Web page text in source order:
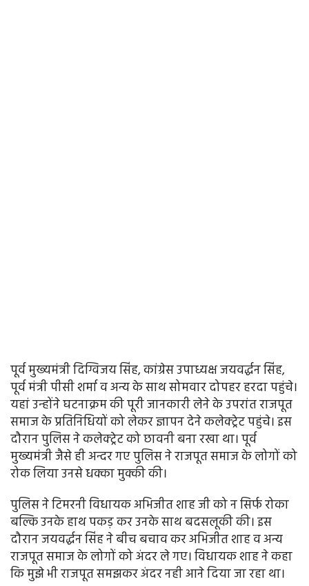
पूर्व मुख्यमंत्री दिग्विजय सिंह, कांग्रेस उपाध्यक्ष जयवर्द्धन सिंह,
पूर्व मंत्री पीसी शर्मा व अन्य के साथ सोमवार दोपहर हरदा पहुंचे।
यहां उन्होंने घटनाक्रम की पूरी जानकारी लेने के उपरांत राजपूत
समाज के प्रतिनिधियों को लेकर ज्ञापन देने कलेक्ट्रेट पहुंचे। इस
दौरान पुलिस ने कलेक्ट्रेट को छावनी बना रखा था। पूर्व
मुख्यमंत्री जैसे ही अन्दर गए पुलिस ने राजपूत समाज के लोगों को
रोक लिया उनसे धक्का मुक्की की।
पुलिस ने टिमरनी विधायक अभिजीत शाह जी को न सिर्फ रोका
बल्कि उनके हाथ पकड़ कर उनके साथ बदसलूकी की। इस
दौरान जयवर्द्धन सिंह ने बीच बचाव कर अभिजीत शाह व अन्य
राजपूत समाज के लोगों को अंदर ले गए। विधायक शाह ने कहा
कि मुझे भी राजपूत समझकर अंदर नही आने दिया जा रहा था।